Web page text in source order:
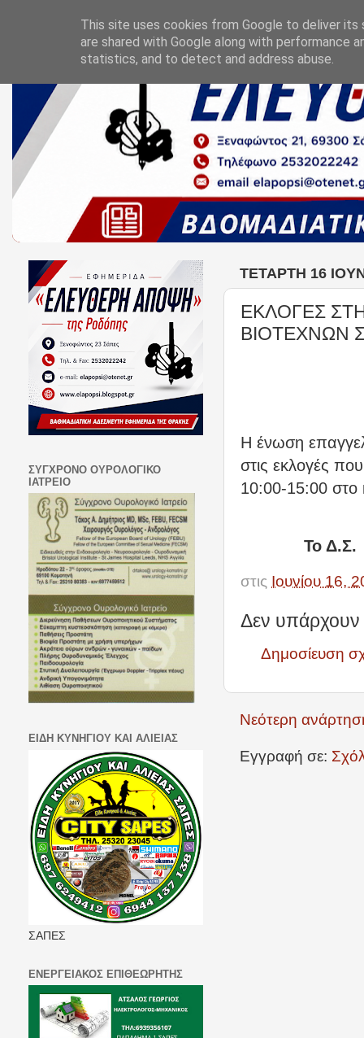
ΤΕΤΆΡΤΗ 16
ΕΚΛΟΓΕΣ
ΒΙΟΤΕΧΝΩΝ
Η ένωση
στις εκλογές
10:00-15:00 στο
Το Δ.Σ.
στις Ιουνίου 16,
Δεν υπάρχουν
Δημοσίευση
Νεότερη
Εγγραφή σε:
ΣΥΓΧΡΟΝΟ ΟΥΡΟΛΟΓΙΚΟ
ΙΑΤΡΕΙΟ
ΕΙΔΗ ΚΥΝΗΓΙΟΥ ΚΑΙ ΑΛΙΕΙΑΣ
ΣΑΠΕΣ
ΕΝΕΡΓΕΙΑΚΟΣ ΕΠΙΘΕΩΡΗΤΗΣ
This site uses cookies from Google to deliver its
are shared with Google along with performance
statistics, and to detect and address abuse.